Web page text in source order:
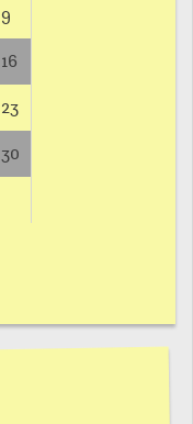
9
16
23
30